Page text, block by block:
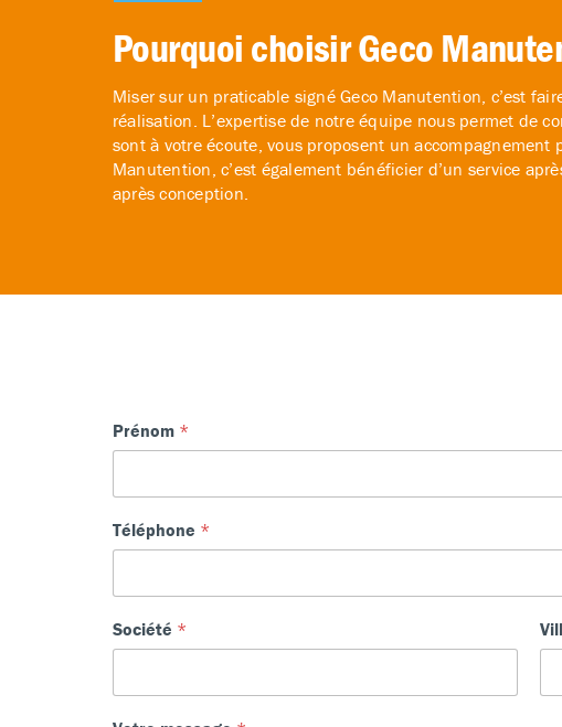
Pourquoi choisir Geco
Miser sur un praticable signé Geco Manutention, c’est
réalisation. L’expertise de notre équipe nous permet de
sont à votre écoute, vous proposent un
Manutention, c’est également bénéficier d’un service
après conception.
Prénom *
Téléphone *
Société *